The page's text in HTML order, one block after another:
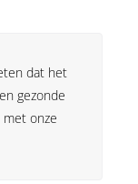
dat het
gezonde
onze